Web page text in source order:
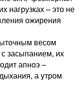
нагрузках – это не
ожирения
весом
засыпанием, их
апноэ –
а утром